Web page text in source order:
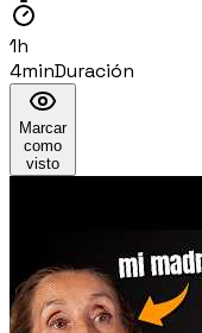
1h
4minDuración
Marcar
como
visto